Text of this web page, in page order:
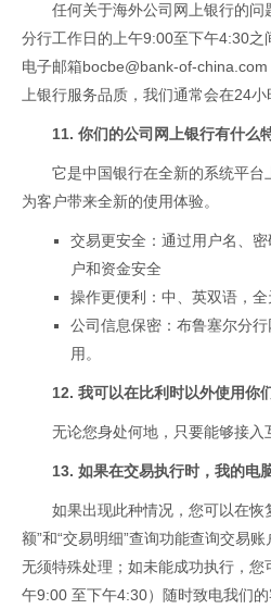
任何关于海外公司网上银行的
分行工作日的上午9:00至下午4:30
电子邮箱bocbe@bank-of-china.com
上银行服务品质，我们通常会在24
11. 你们的公司网上银行有什么
它是中国银行在全新的系统平
为客户带来全新的使用体验。
交易更安全：通过用户名、
户和资金安全
操作更便利：中、英双语，
公司信息保密：布鲁塞尔分
用。
12. 我可以在比利时以外使用你
无论您身处何地，只要能够接
13. 如果在交易执行时，我的电
如果出现此种情况，您可以在恢
额”和“交易明细”查询功能查询交易
无须特殊处理；如未能成功执行，
午9:00 至下午4:30）随时致电我们